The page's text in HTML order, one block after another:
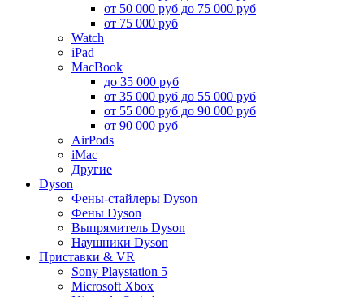
от 50 000 руб до 75 000 руб
от 75 000 руб
Watch
iPad
MacBook
до 35 000 руб
от 35 000 руб до 55 000 руб
от 55 000 руб до 90 000 руб
от 90 000 руб
AirPods
iMac
Другие
Dyson
Фены-стайлеры Dyson
Фены Dyson
Выпрямитель Dyson
Наушники Dyson
Приставки & VR
Sony Playstation 5
Microsoft Xbox